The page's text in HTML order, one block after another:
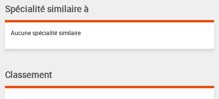
Spécialité similaire à
Aucune spécialité similaire
Classement